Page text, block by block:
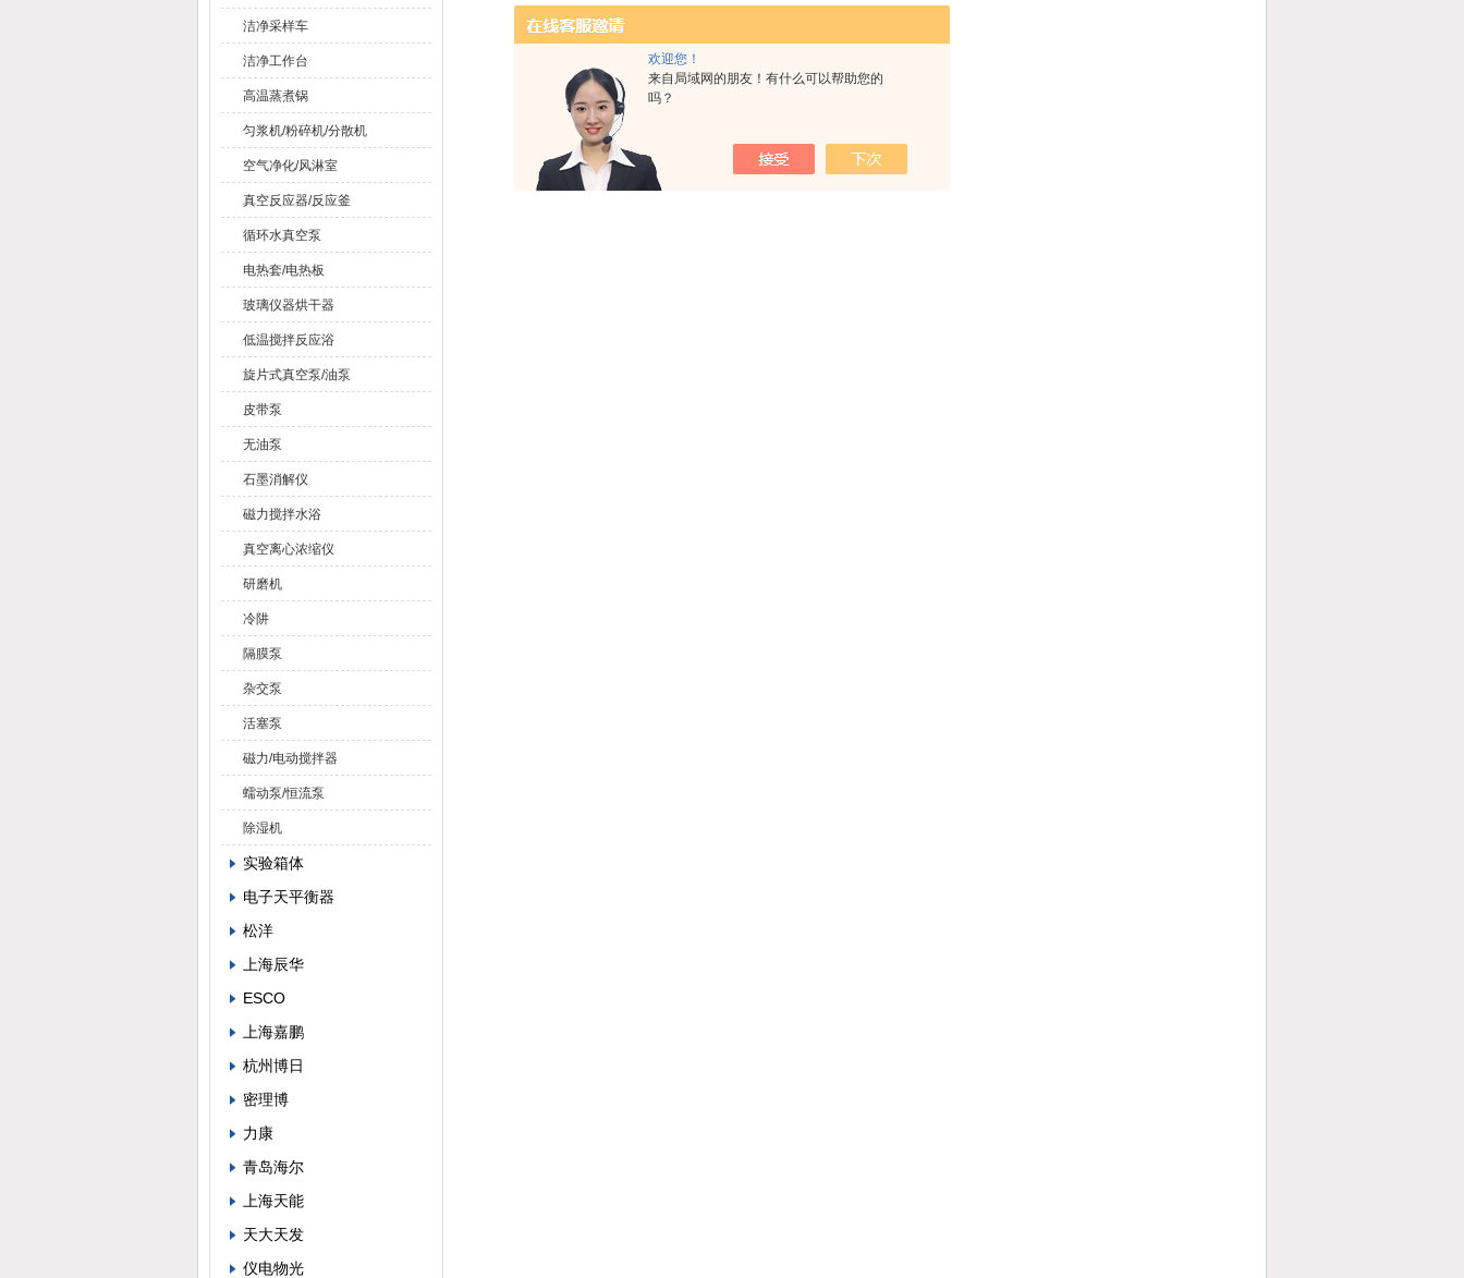
欢迎您！
来自局域网的朋友！有什么可以帮助您的
吗？
洁净采样车
洁净工作台
高温蒸煮锅
匀浆机/粉碎机/分散机
空气净化/风淋室
真空反应器/反应釜
循环水真空泵
电热套/电热板
玻璃仪器烘干器
低温搅拌反应浴
旋片式真空泵/油泵
皮带泵
无油泵
石墨消解仪
磁力搅拌水浴
真空离心浓缩仪
研磨机
冷阱
隔膜泵
杂交泵
活塞泵
磁力/电动搅拌器
蠕动泵/恒流泵
除湿机
实验箱体
电子天平衡器
松洋
上海辰华
ESCO
上海嘉鹏
杭州博日
密理博
力康
青岛海尔
上海天能
天大天发
仪电物光